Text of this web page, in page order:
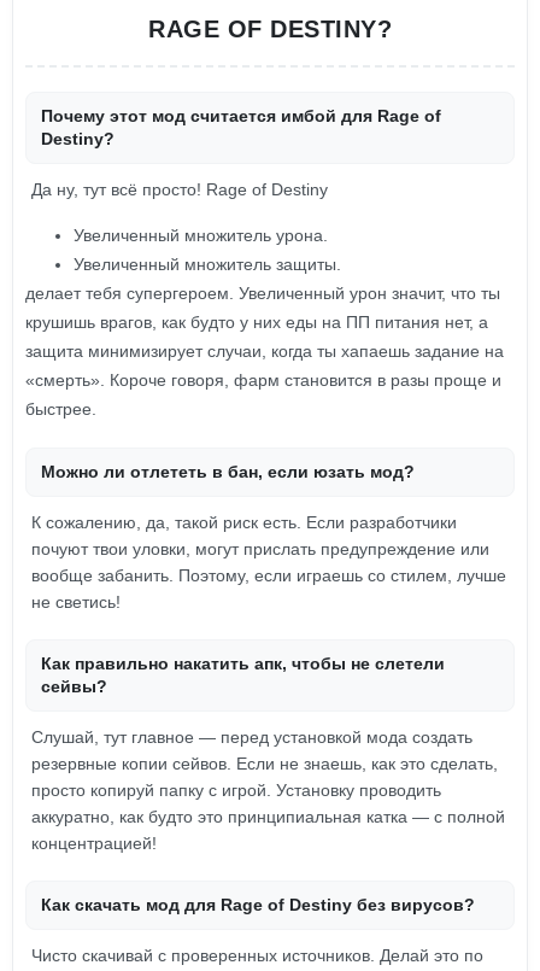
RAGE OF DESTINY?
Почему этот мод считается имбой для Rage of
Destiny?
Да ну, тут всё просто! Rage of Destiny
Увеличенный множитель урона.
Увеличенный множитель защиты.
делает тебя супергероем. Увеличенный урон значит, что ты
крушишь врагов, как будто у них еды на ПП питания нет, а
защита минимизирует случаи, когда ты хапаешь задание на
«смерть». Короче говоря, фарм становится в разы проще и
быстрее.
Можно ли отлететь в бан, если юзать мод?
К сожалению, да, такой риск есть. Если разработчики
почуют твои уловки, могут прислать предупреждение или
вообще забанить. Поэтому, если играешь со стилем, лучше
не светись!
Как правильно накатить апк, чтобы не слетели
сейвы?
Слушай, тут главное — перед установкой мода создать
резервные копии сейвов. Если не знаешь, как это сделать,
просто копируй папку с игрой. Установку проводить
аккуратно, как будто это принципиальная катка — с полной
концентрацией!
Как скачать мод для Rage of Destiny без вирусов?
Чисто скачивай с проверенных источников. Делай это по